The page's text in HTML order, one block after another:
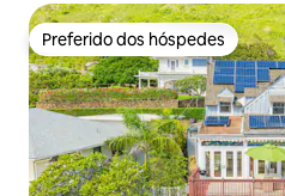
Preferido dos hóspedes
Preferido dos hóspedes